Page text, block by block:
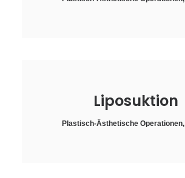
Liposuktion
Plastisch-Ästhetische Operationen,